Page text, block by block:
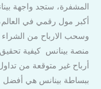
المشفرة، ستجد واجهة
أكبر مول رقمي في
وسحب الارباح من الشراء
منصة بينانس كيفية
أرباح غير متوقعة من
ببساطة بينانس هي أفضل